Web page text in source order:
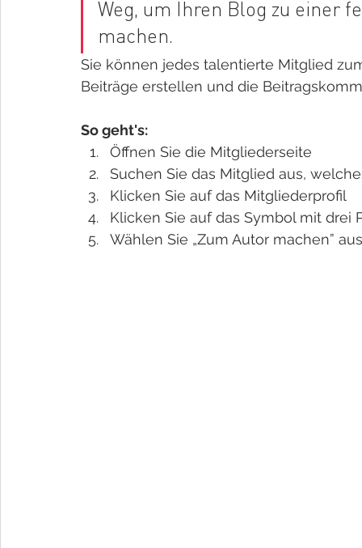
Weg, um Ihren Blog zu einer
machen.
Sie können jedes talentierte Mitglied
Beiträge erstellen und die
So geht's:
Öffnen Sie die Mitgliederseite
Suchen Sie das Mitglied aus,
Klicken Sie auf das Mitgliederprofil
Klicken Sie auf das Symbol mit drei
Wählen Sie „Zum Autor machen”